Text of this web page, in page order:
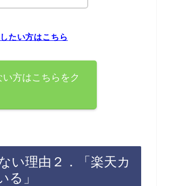
たい方はこちら
方はこちらをク
い理由２．「楽天カ
」